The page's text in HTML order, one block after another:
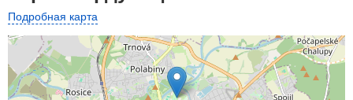
Подробная карта